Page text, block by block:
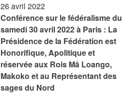
26 avril 2022
Conférence sur le fédéralisme du
samedi 30 avril 2022 à Paris : La
Présidence de la Fédération est
Honorifique, Apolitique et
réservée aux Rois Mâ Loango,
Makoko et au Représentant des
sages du Nord